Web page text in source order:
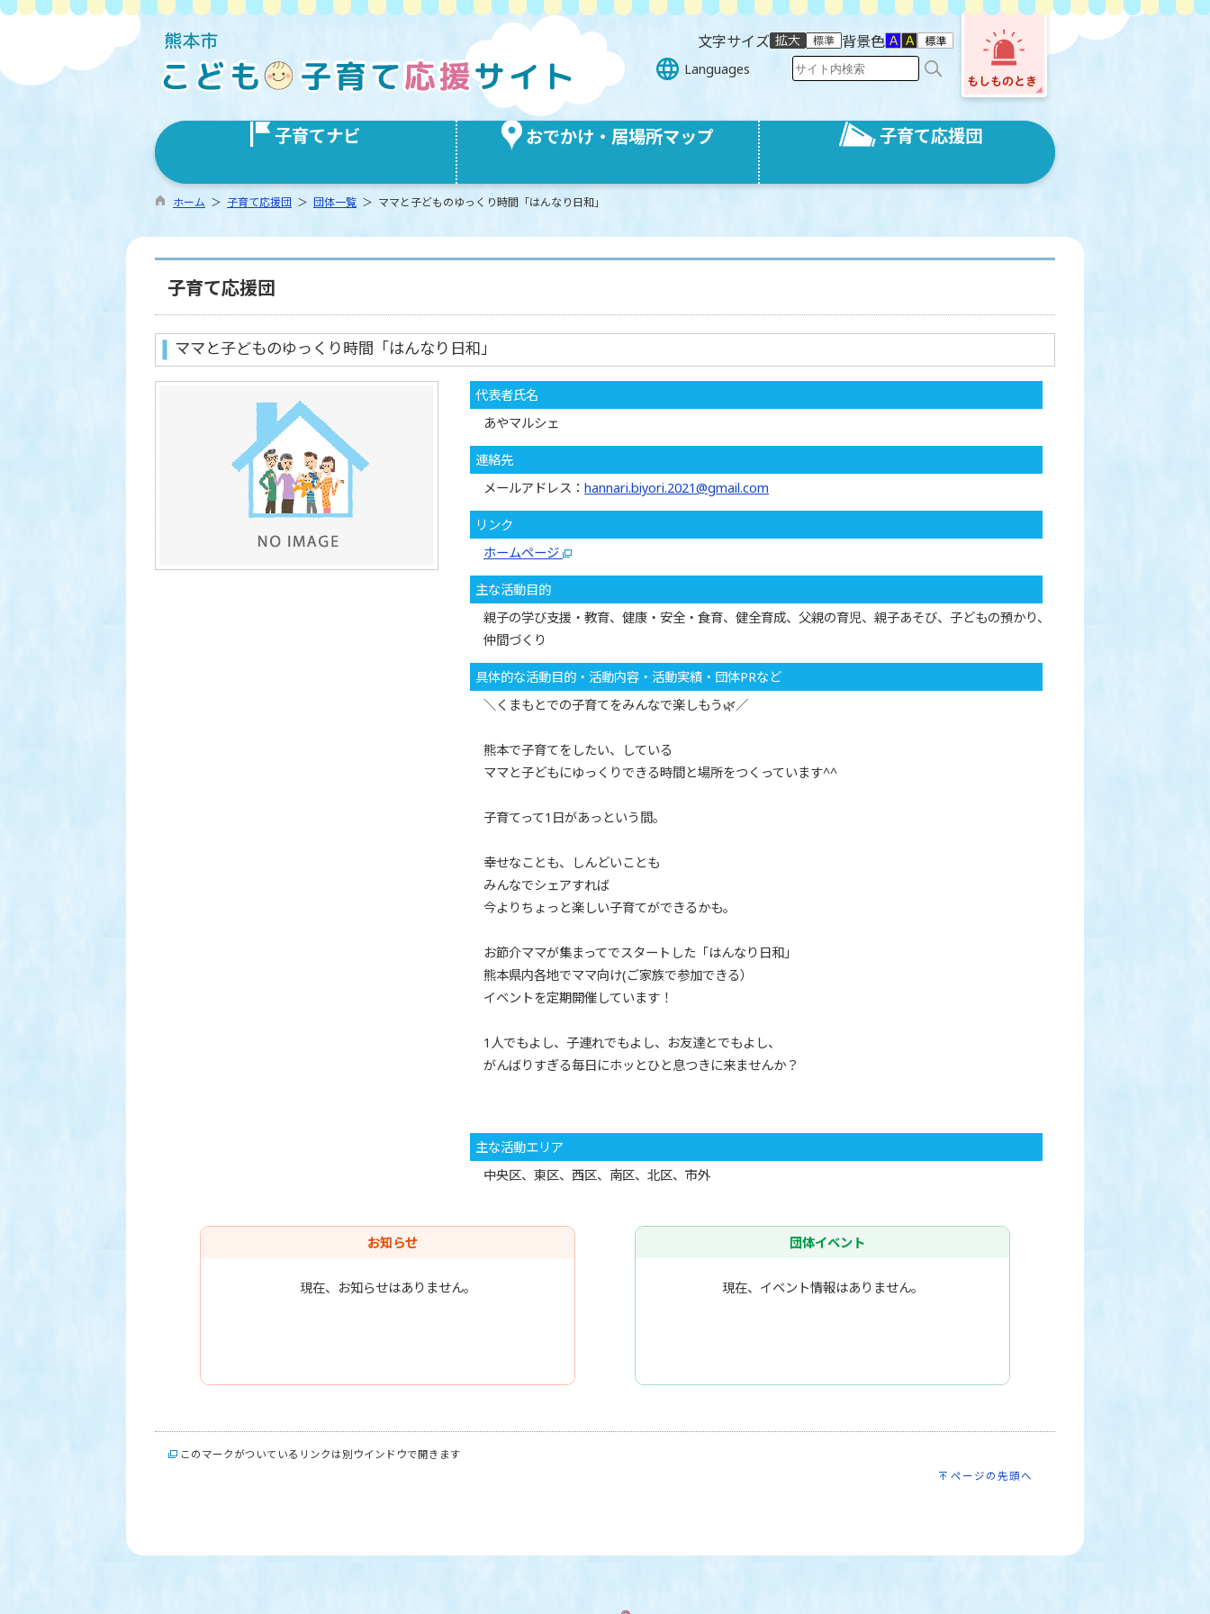
文字サイズ 背景色
Languages
子育てナビ おでかけ・居場所マップ 子育て応援団
ホーム ＞ 子育て応援団 ＞ 団体一覧 ＞ ママと子どものゆっくり時間「はんなり日和」
子育て応援団
ママと子どものゆっくり時間「はんなり日和」
代表者氏名
あやマルシェ
連絡先
メールアドレス： hannari.biyori.2021@gmail.com
リンク
ホームページ
主な活動目的
親子の学び支援・教育、健康・安全・食育、健全育成、父親の育児、親子あそび、子どもの預かり、
仲間づくり
具体的な活動目的・活動内容・活動実績・団体PRなど
＼くまもとでの子育てをみんなで楽しもう🌿／
熊本で子育てをしたい、している
ママと子どもにゆっくりできる時間と場所をつくっています^^
子育てって1日があっという間。
幸せなことも、しんどいことも
みんなでシェアすれば
今よりちょっと楽しい子育てができるかも。
お節介ママが集まってでスタートした「はんなり日和」
熊本県内各地でママ向け(ご家族で参加できる）
イベントを定期開催しています！
1人でもよし、子連れでもよし、お友達とでもよし、
がんばりすぎる毎日にホッとひと息つきに来ませんか？
主な活動エリア
中央区、東区、西区、南区、北区、市外
お知らせ
現在、お知らせはありません。
団体イベント
現在、イベント情報はありません。
このマークがついているリンクは別ウインドウで開きます
ページの先頭へ